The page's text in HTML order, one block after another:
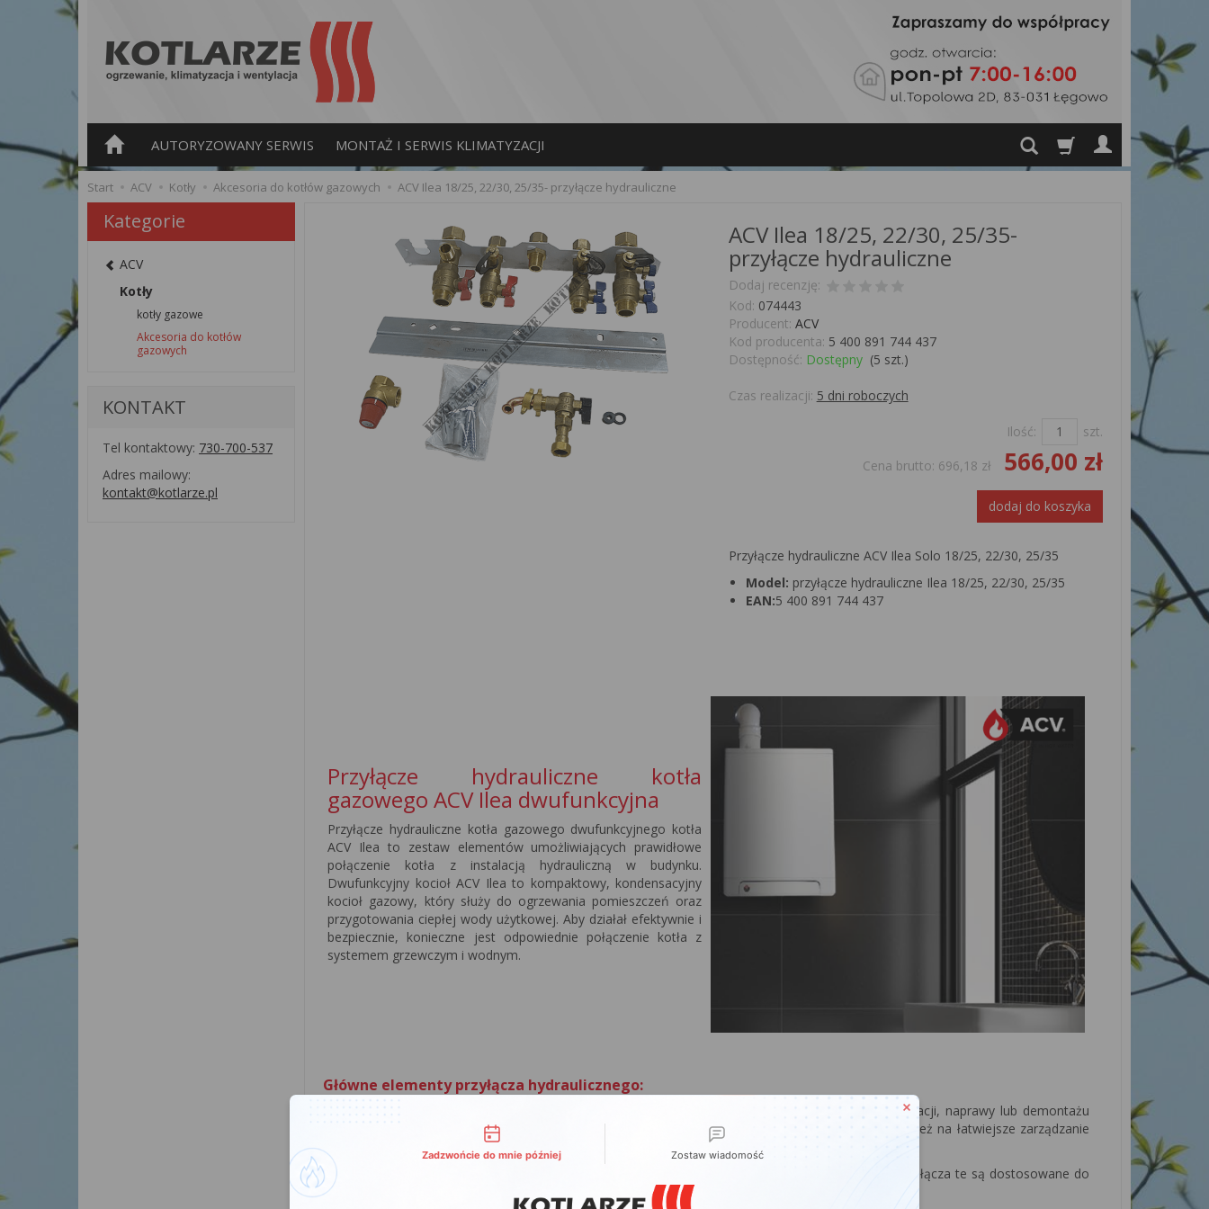
AUTORYZOWANY SERWIS MONTAŻ I SERWIS KLIMATYZACJI
Start ACV Kotły Akcesoria do kotłów gazowych ACV Ilea 18/25, 22/30, 25/35- przyłącze hydrauliczne
ACV Ilea 18/25, 22/30, 25/35-
przyłącze hydrauliczne
Dodaj recenzję:
Kod: 074443
Producent: ACV
Kod producenta: 5 400 891 744 437
Dostępność: Dostępny (5 szt.)
Czas realizacji: 5 dni roboczych
Ilość:
szt.
Cena brutto: 696,18 zł 566,00 zł
dodaj do koszyka
Przyłącze hydrauliczne ACV Ilea Solo 18/25, 22/30, 25/35
Model: przyłącze hydrauliczne Ilea 18/25, 22/30, 25/35
EAN:5 400 891 744 437
Przyłącze hydrauliczne kotła
gazowego ACV Ilea dwufunkcyjna
Przyłącze hydrauliczne kotła gazowego dwufunkcyjnego kotła
ACV Ilea to zestaw elementów umożliwiających prawidłowe
połączenie kotła z instalacją hydrauliczną w budynku.
Dwufunkcyjny kocioł ACV Ilea to kompaktowy, kondensacyjny
kocioł gazowy, który służy do ogrzewania pomieszczeń oraz
przygotowania ciepłej wody użytkowej. Aby działał efektywnie i
bezpiecznie, konieczne jest odpowiednie połączenie kotła z
systemem grzewczym i wodnym.
Główne elementy przyłącza hydraulicznego:
Zawory odcinające
: Zawory te umożliwiają odcięcie przepływu wody do kotła w celu konserwacji, naprawy lub demontażu
kotła bez potrzeby opróżniania całego systemu grzewczego. Zawory odcinające pozwalają również na łatwiejsze zarządzanie
instalacją hydrauliczną.
: Zestaw złączy umożliwiających połączenie rur wodnych i grzewczych z kotłem. Złącza te są dostosowane do
średnicy rur w systemie, co zapewnia szczelność i bezpieczeństwo instalacji.
Kategorie
ACV
Kotły
kotły gazowe
Akcesoria do kotłów
gazowych
KONTAKT
Tel kontaktowy: 730-700-537
Adres mailowy:
kontakt@kotlarze.pl
Możliwości kontaktu
Zadzwońcie do mnie później Zostaw wiadomość